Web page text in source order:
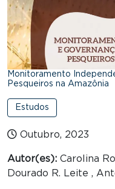
Monitoramento
Pesqueiros na Amazônia
Estudos
Outubro, 2023
Autor(es): Carolina
Dourado R. Leite ,